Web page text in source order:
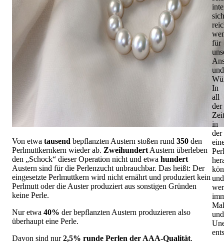
Von etwa tausend bepflanzten Austern stoßen rund 350 den
Perlmuttkernkern wieder ab. Zweihundert Austern überleben
den „Schock“ dieser Operation nicht und etwa hundert
Austern sind für die Perlenzucht unbrauchbar. Das heißt: Der
eingesetzte Perlmuttkern wird nicht ernährt und produziert kein
Perlmutt oder die Auster produziert aus sonstigen Gründen
keine Perle.
Nur etwa 40% der bepflanzten Austern produzieren also
überhaupt eine Perle.
Davon sind nur2,5% runde Perlen der AAA-Qualität.
sich
für
und
In
all
der
in
der
und
und